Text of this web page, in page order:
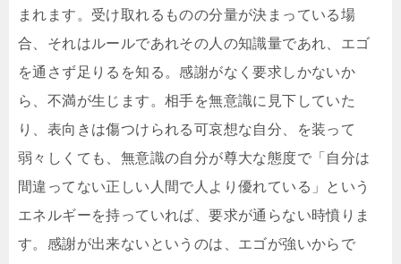
まれます。受け取れるものの分量が決まっている場
合、それはルールであれその人の知識量であれ、エゴ
を通さず足りるを知る。感謝がなく要求しかないか
ら、不満が生じます。相手を無意識に見下していた
り、表向きは傷つけられる可哀想な自分、を装って
弱々しくても、無意識の自分が尊大な態度で「自分は
間違ってない正しい人間で人より優れている」という
エネルギーを持っていれば、要求が通らない時憤りま
す。感謝が出来ないというのは、エゴが強いからで